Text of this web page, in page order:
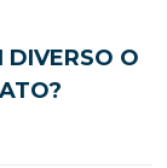
DIVERSO O